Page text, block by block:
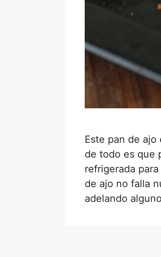
Este pan de
de todo es que
refrigerada
de ajo no falla
adelando